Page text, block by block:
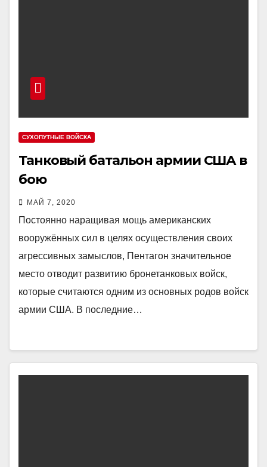
СУХОПУТНЫЕ ВОЙСКА
Танковый батальон армии США в
бою
МАЙ 7, 2020
Постоянно наращивая мощь американских
вооружённых сил в целях осуществления своих
агрессивных замыслов, Пентагон значительное
место отводит развитию бронетанковых войск,
которые считаются одним из основных родов войск
армии США. В последние…